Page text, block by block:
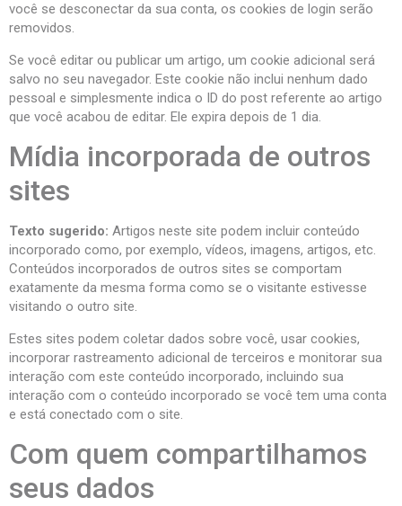
você se desconectar da sua conta, os cookies de login serão
removidos.
Se você editar ou publicar um artigo, um cookie adicional será
salvo no seu navegador. Este cookie não inclui nenhum dado
pessoal e simplesmente indica o ID do post referente ao artigo
que você acabou de editar. Ele expira depois de 1 dia.
Mídia incorporada de outros
sites
Texto sugerido: Artigos neste site podem incluir conteúdo
incorporado como, por exemplo, vídeos, imagens, artigos, etc.
Conteúdos incorporados de outros sites se comportam
exatamente da mesma forma como se o visitante estivesse
visitando o outro site.
Estes sites podem coletar dados sobre você, usar cookies,
incorporar rastreamento adicional de terceiros e monitorar sua
interação com este conteúdo incorporado, incluindo sua
interação com o conteúdo incorporado se você tem uma conta
e está conectado com o site.
Com quem compartilhamos
seus dados